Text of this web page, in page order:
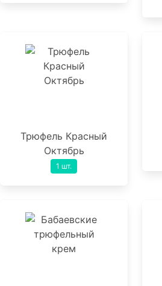
Трюфель Красный
Октябрь
1 шт.